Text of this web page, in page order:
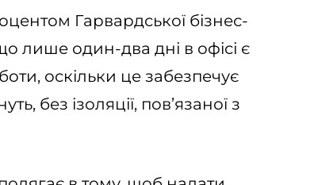
Гарвардської бізнес-
лише один-два дні в офісі є
оскільки це забезпечує
без ізоляції, пов’язаної з